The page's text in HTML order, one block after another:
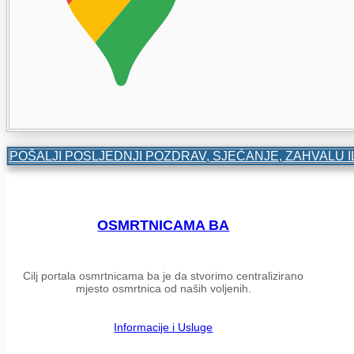
POŠALJI POSLJEDNJI POZDRAV, SJEĆANJE, ZAHVALU
OSMRTNICAMA BA
Cilj portala osmrtnicama ba je da stvorimo centralizirano
mjesto osmrtnica od naših voljenih.
Informacije i Usluge